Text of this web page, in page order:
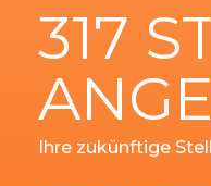
317
Ihre zukünftige